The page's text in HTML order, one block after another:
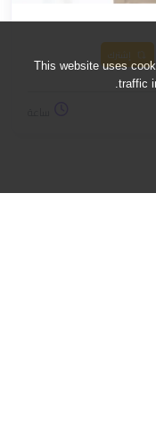
This website uses
traffic
إشترك